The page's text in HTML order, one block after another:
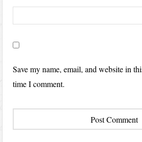
Save my name, email, and website in
time I comment.